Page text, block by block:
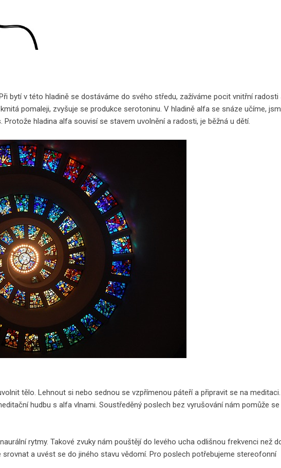
bytí v této hladině se dostáváme do svého středu, zažíváme pocit vnitřní radosti
pomaleji, zvyšuje se produkce serotoninu. V hladině alfa se snáze učíme,
Protože hladina alfa souvisí se stavem uvolnění a radosti, je běžná u dětí.
tělo. Lehnout si nebo sednou se vzpřímenou páteří a připravit se na meditaci.
hudbu s alfa vlnami. Soustředěný poslech bez vyrušování nám pomůže
rytmy. Takové zvuky nám pouštějí do levého ucha odlišnou frekvenci než
a uvést se do jiného stavu vědomí. Pro poslech potřebujeme stereofonní